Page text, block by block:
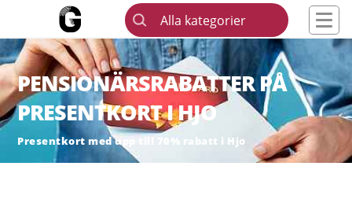
Alla kategorier
PENSIONÄRSRABATTER PÅ
PRESENTKORT I HJO
Presentkort med upp till 70% rabatt i Hjo